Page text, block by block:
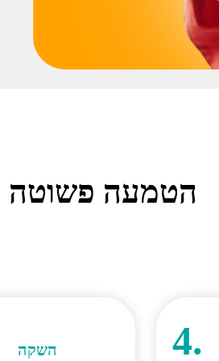
הטמעה פשוטה
השקה 4.